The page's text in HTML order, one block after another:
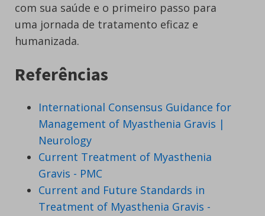
com sua saúde e o primeiro passo para
uma jornada de tratamento eficaz e
humanizada.
Referências
International Consensus Guidance for
Management of Myasthenia Gravis |
Neurology
Current Treatment of Myasthenia
Gravis - PMC
Current and Future Standards in
Treatment of Myasthenia Gravis -